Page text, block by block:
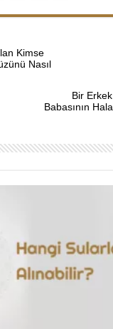
Kimse
Nasıl
Bir
Babasının